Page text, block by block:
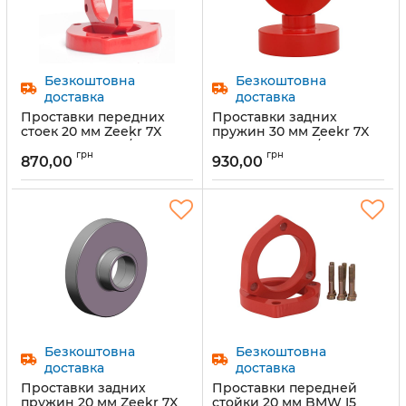
Безкоштовна
доставка
Проставки передних
стоек 20 мм Zeekr 7X
2024- (1077-15-02/20)
Артикул: 1077-15-02/20
870,00 грн
Безкоштовна
доставка
Проставки задних
пружин 30 мм Zeekr 7X
2024- (1077-15-01/30)
Артикул: 1077-15-01/30
930,00 грн
Безкоштовна
доставка
Проставки задних
пружин 20 мм Zeekr 7X
Безкоштовна
доставка
Проставки передней
стойки 20 мм BMW I5